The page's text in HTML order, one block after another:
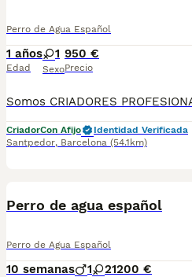
Perro de Agua Español
1 años
Edad
1
Sexo
950 €
Precio
CriadorCon Afijo
Identidad Verificada
Santpedor, Barcelona (54.1km)
Perro de agua español
Perro de Agua Español
10 semanas 1 21200 €